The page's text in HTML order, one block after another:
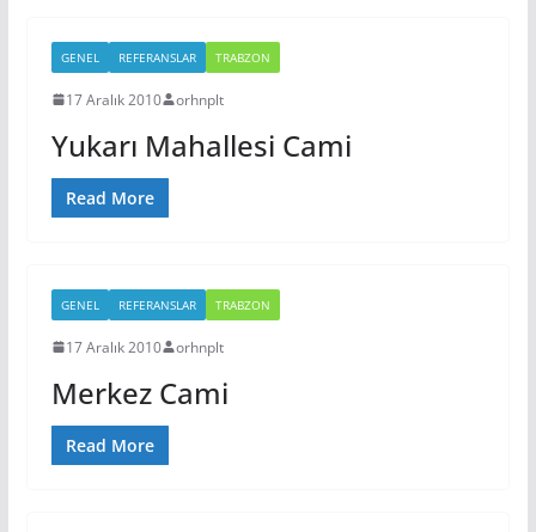
GENEL REFERANSLAR TRABZON
17 Aralık 2010 orhnplt
Yukarı Mahallesi Cami
Read More
GENEL REFERANSLAR TRABZON
17 Aralık 2010 orhnplt
Merkez Cami
Read More